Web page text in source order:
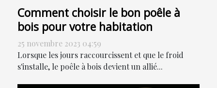
Comment choisir le bon poêle à
bois pour votre habitation
25 novembre 2023 04:59
Lorsque les jours raccourcissent et que le froid
s'installe, le poêle à bois devient un allié...